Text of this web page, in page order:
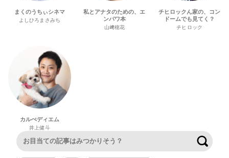
まくのうちぃシネマ
よしひろまさみち
私とアナタのための、エ
ンパワ本
山﨑穂花
チヒロックん家の、コン
ドームでも見てく？
チヒロック
カルぺディエム
井上健斗